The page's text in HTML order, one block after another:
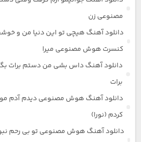
مصنوعی زن
دانلود آهنگ هیچی تو این دنیا من و
کنسرت هوش مصنوعی میرا
دانلود آهنگ داس بشی من دستم برات
برات
دانلود آهنگ هوش مصنوعی دیدم آدم
کردم (نورا)
دانلود آهنگ هوش مصنوعی تو بی رحم